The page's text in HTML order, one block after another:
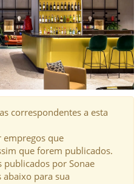
correspondentes a esta
empregos que
que forem publicados.
publicados por Sonae
para sua